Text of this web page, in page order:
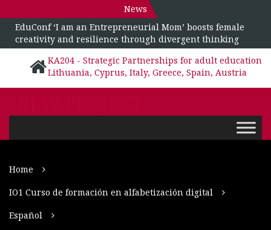
News
EduConf ‘I am an Entrepreneurial Mom’ boosts female
creativity and resilience through divergent thinking
KA204 - Strategic Partnerships for adult education
Lithuania, Cyprus, Italy, Greece, Spain, Austria
Home
IO1 Curso de formación en alfabetización digital
Español